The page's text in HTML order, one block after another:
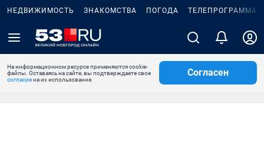
НЕДВИЖИМОСТЬ ЗНАКОМСТВА ПОГОДА ТЕЛЕПРОГРАММА
На информационном ресурсе применяются cookie-
файлы. Оставаясь на сайте, вы подтверждаете свое
согласиена их использование.
Согласен